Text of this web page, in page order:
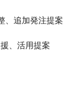
追加発注提案
、活用提案